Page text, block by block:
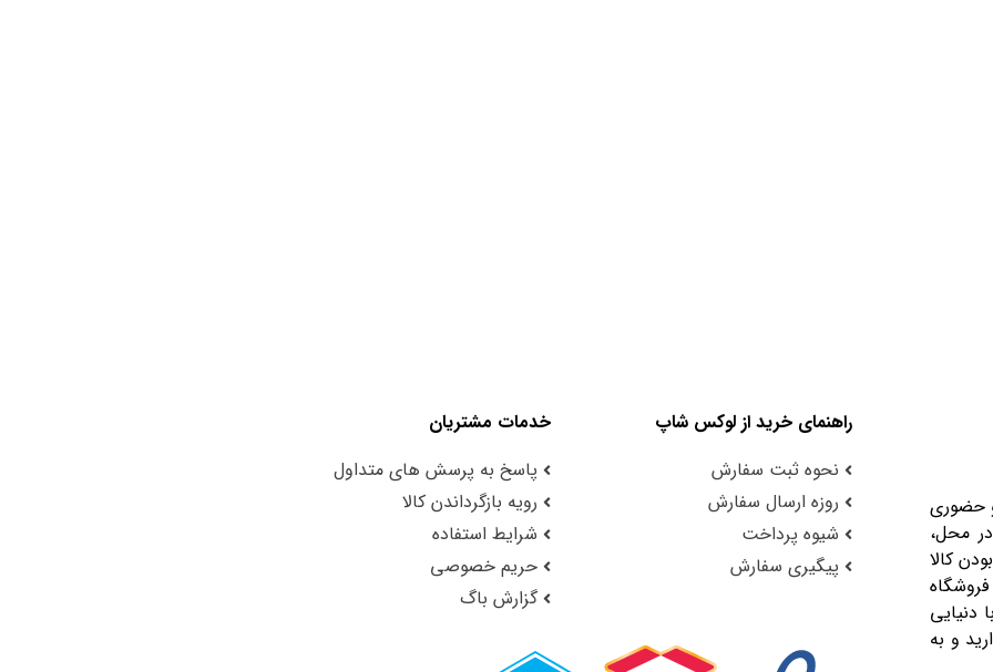
حضوری
محل،
کالا
دنیایی
و به
راهنمای خرید از لوکس شاپ
نحوه ثبت سفارش
روزه ارسال سفارش
شیوه پرداخت
پیگیری سفارش
خدمات مشتریان
پاسخ به پرسش های متداول
رویه بازگرداندن کالا
شرایط استفاده
حریم خصوصی
گزارش باگ